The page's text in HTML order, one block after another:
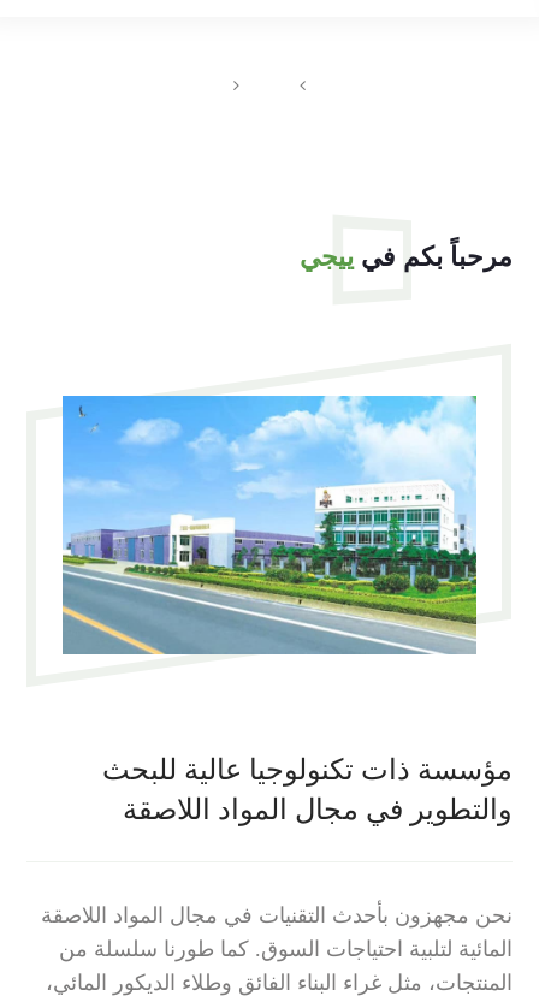
مرحباً بكم في ييجي
مؤسسة ذات تكنولوجيا عالية للبحث
والتطوير في مجال المواد اللاصقة
نحن مجهزون بأحدث التقنيات في مجال المواد اللاصقة
المائية لتلبية احتياجات السوق. كما طورنا سلسلة من
المنتجات، مثل غراء البناء الفائق وطلاء الديكور المائي،